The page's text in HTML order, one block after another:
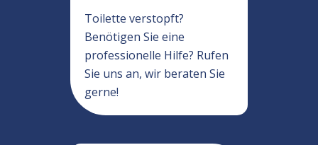
Toilette verstopft?
Benötigen Sie eine
professionelle Hilfe? Rufen
Sie uns an, wir beraten Sie
gerne!